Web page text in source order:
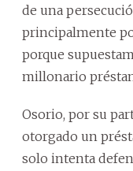
de una
principalmente
porque
millonario
Osorio, por su
otorgado un
solo intenta